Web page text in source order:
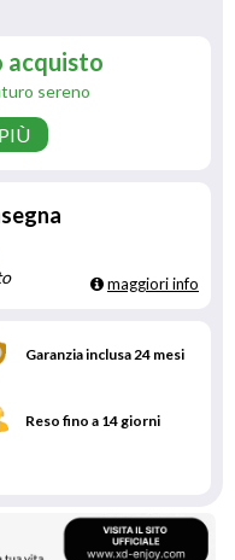
acquisto
sereno
maggiori info
Garanzia inclusa 24 mesi
Reso fino a 14 giorni